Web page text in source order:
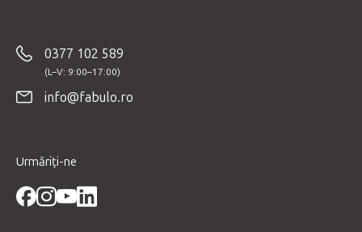
0377 102 589
info@fabulo.ro
Urmăriți-ne